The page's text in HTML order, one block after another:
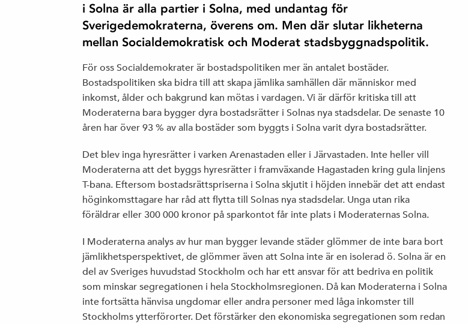
i Solna är alla partier i Solna, med undantag för
Sverigedemokraterna, överens om. Men där slutar likheterna
mellan Socialdemokratisk och Moderat stadsbyggnadspolitik.
För oss Socialdemokrater är bostadspolitiken mer än antalet bostäder.
Bostadspolitiken ska bidra till att skapa jämlika samhällen där människor med
inkomst, ålder och bakgrund kan mötas i vardagen. Vi är därför kritiska till att
Moderaterna bara bygger dyra bostadsrätter i Solnas nya stadsdelar. De senaste 10
åren har över 93 % av alla bostäder som byggts i Solna varit dyra bostadsrätter.
Det blev inga hyresrätter i varken Arenastaden eller i Järvastaden. Inte heller vill
Moderaterna att det byggs hyresrätter i framväxande Hagastaden kring gula linjens
T-bana. Eftersom bostadsrättspriserna i Solna skjutit i höjden innebär det att endast
höginkomsttagare har råd att flytta till Solnas nya stadsdelar. Unga utan rika
föräldrar eller 300 000 kronor på sparkontot får inte plats i Moderaternas Solna.
I Moderaterna analys av hur man bygger levande städer glömmer de inte bara bort
jämlikhetsperspektivet, de glömmer även att Solna inte är en isolerad ö. Solna är en
del av Sveriges huvudstad Stockholm och har ett ansvar för att bedriva en politik
som minskar segregationen i hela Stockholmsregionen. Då kan Moderaterna i Solna
inte fortsätta hänvisa ungdomar eller andra personer med låga inkomster till
Stockholms ytterförorter. Det förstärker den ekonomiska segregationen som redan